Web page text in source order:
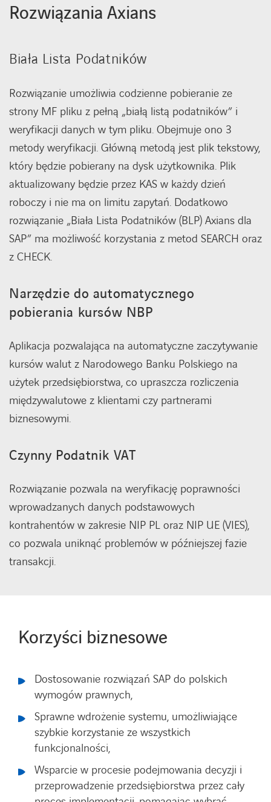
Rozwiązania Axians
Biała Lista Podatników
Rozwiązanie umożliwia codzienne pobieranie ze
strony MF pliku z pełną „białą listą podatników” i
weryfikacji danych w tym pliku. Obejmuje ono 3
metody weryfikacji. Główną metodą jest plik tekstowy,
który będzie pobierany na dysk użytkownika. Plik
aktualizowany będzie przez KAS w każdy dzień
roboczy i nie ma on limitu zapytań. Dodatkowo
rozwiązanie „Biała Lista Podatników (BLP) Axians dla
SAP” ma możliwość korzystania z metod SEARCH oraz
z CHECK.
Narzędzie do automatycznego
pobierania kursów NBP
Aplikacja pozwalająca na automatyczne zaczytywanie
kursów walut z Narodowego Banku Polskiego na
użytek przedsiębiorstwa, co upraszcza rozliczenia
międzywalutowe z klientami czy partnerami
biznesowymi.
Czynny Podatnik VAT
Rozwiązanie pozwala na weryfikację poprawności
wprowadzanych danych podstawowych
kontrahentów w zakresie NIP PL oraz NIP UE (VIES),
co pozwala uniknąć problemów w późniejszej fazie
transakcji.
Korzyści biznesowe
Dostosowanie rozwiązań SAP do polskich
wymogów prawnych,
Sprawne wdrożenie systemu, umożliwiające
szybkie korzystanie ze wszystkich
funkcjonalności,
Wsparcie w procesie podejmowania decyzji i
przeprowadzenie przedsiębiorstwa przez cały